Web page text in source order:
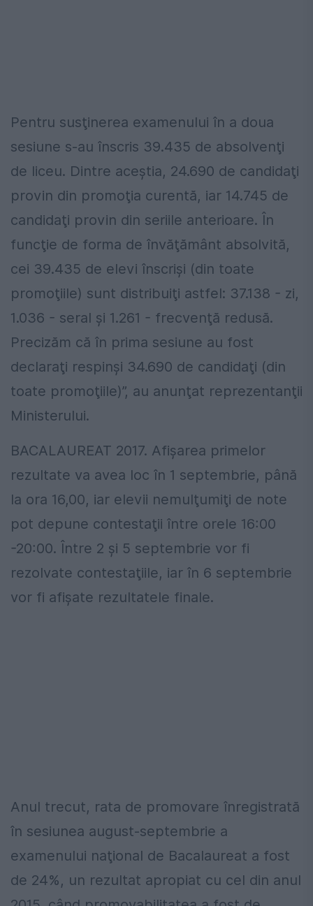
Pentru susţinerea examenului în a doua
sesiune s-au înscris 39.435 de absolvenţi
de liceu. Dintre aceştia, 24.690 de candidaţi
provin din promoţia curentă, iar 14.745 de
candidaţi provin din seriile anterioare. În
funcţie de forma de învăţământ absolvită,
cei 39.435 de elevi înscrişi (din toate
promoţiile) sunt distribuiţi astfel: 37.138 - zi,
1.036 - seral şi 1.261 - frecvenţă redusă.
Precizăm că în prima sesiune au fost
declaraţi respinşi 34.690 de candidaţi (din
toate promoţiile)”, au anunţat reprezentanţii
Ministerului.
BACALAUREAT 2017. Afişarea primelor
rezultate va avea loc în 1 septembrie, până
la ora 16,00, iar elevii nemulţumiţi de note
pot depune contestaţii între orele 16:00
-20:00. Între 2 şi 5 septembrie vor fi
rezolvate contestaţiile, iar în 6 septembrie
vor fi afişate rezultatele finale.
Anul trecut, rata de promovare înregistrată
în sesiunea august-septembrie a
examenului naţional de Bacalaureat a fost
de 24%, un rezultat apropiat cu cel din anul